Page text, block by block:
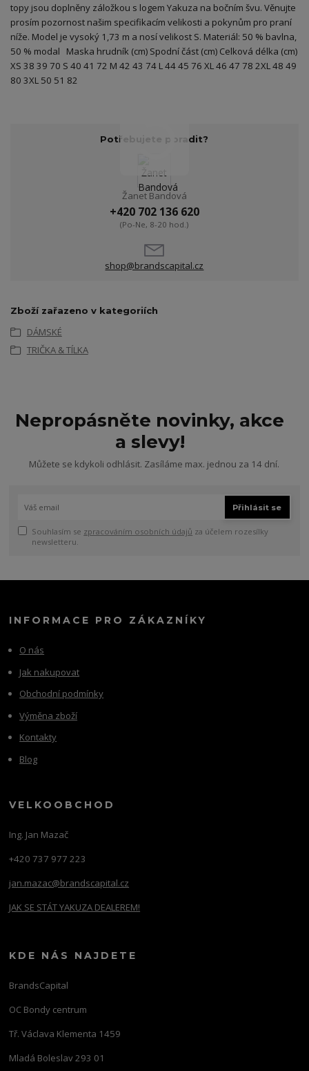
topy jsou doplněny záložkou s logem Yakuza na bočním švu. Věnujte
prosím pozornost našim specifikacím velikosti a pokynům pro praní
níže. Model je vysoký 1,73 m a nosí velikost S. Materiál: 50 % bavlna,
50 % modal Maska hrudník (cm) Spodní část (cm) Celková délka (cm)
XS 38 39 70 S 40 41 72 M 42 43 74 L 44 45 76 XL 46 47 78 2XL 48 49
80 3XL 50 51 82
Potřebujete poradit?
Žanet Bandová
+420 702 136 620
(Po-Ne, 8-20 hod.)
shop@brandscapital.cz
Zboží zařazeno v kategoriích
DÁMSKÉ
TRIČKA & TÍLKA
Nepropásněte novinky, akce
a slevy!
Můžete se kdykoli odhlásit. Zasíláme max. jednou za 14 dní.
Přihlásit se
Souhlasím se zpracováním osobních údajů za účelem rozesílky
newsletteru.
INFORMACE PRO ZÁKAZNÍKY
O nás
Jak nakupovat
Obchodní podmínky
Výměna zboží
Kontakty
Blog
VELKOOBCHOD
Ing. Jan Mazač
+420 737 977 223
jan.mazac@brandscapital.cz
JAK SE STÁT YAKUZA DEALEREM!
KDE NÁS NAJDETE
BrandsCapital
OC Bondy centrum
Tř. Václava Klementa 1459
Mladá Boleslav 293 01